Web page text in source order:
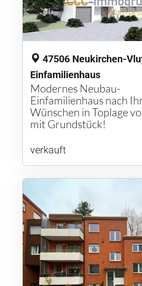
47506 Neukirchen-
Einfamilienhaus
Modernes Neubau-
Einfamilienhaus nach
Wünschen in Toplage
mit Grundstück!
verkauft